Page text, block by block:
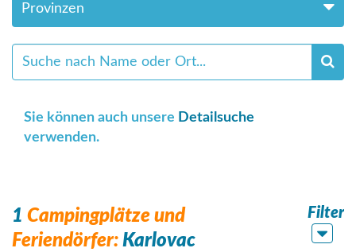
Provinzen
Sie können auch unsere Detailsuche
verwenden.
1 Campingplätze und
Feriendörfer: Karlovac
Filter